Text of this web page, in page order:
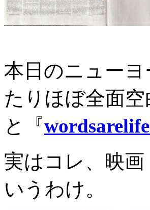
本日のニュー
たりほぼ全面
と『
実はコレ、映画
いうわけ。